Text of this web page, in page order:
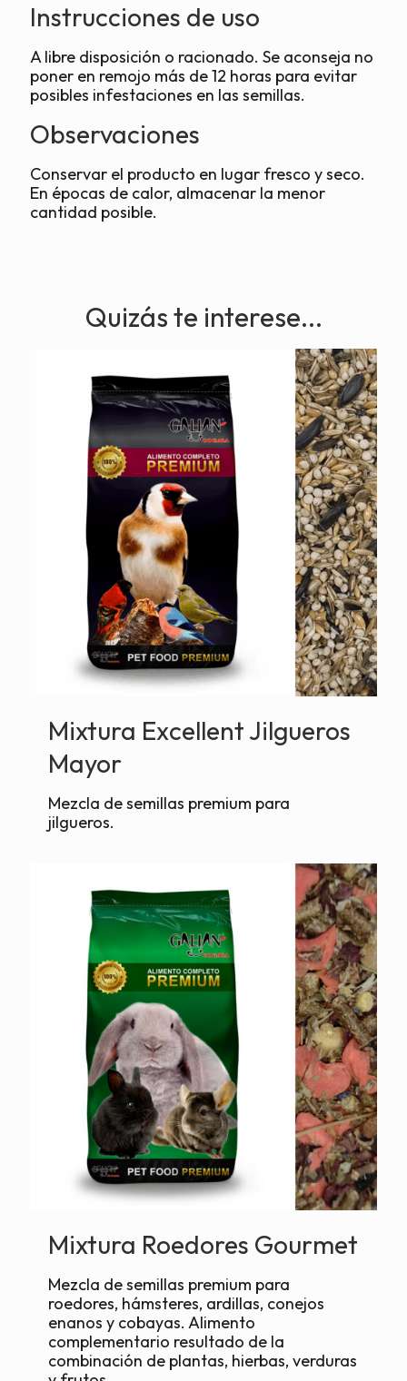
Instrucciones de uso
A libre disposición o racionado. Se aconseja no
poner en remojo más de 12 horas para evitar
posibles infestaciones en las semillas.
Observaciones
Conservar el producto en lugar fresco y seco.
En épocas de calor, almacenar la menor
cantidad posible.
Quizás te interese...
Mixtura Excellent Jilgueros
Mayor
Mezcla de semillas premium para
jilgueros.
Mixtura Roedores Gourmet
Mezcla de semillas premium para
roedores, hámsteres, ardillas, conejos
enanos y cobayas. Alimento
complementario resultado de la
combinación de plantas, hierbas, verduras